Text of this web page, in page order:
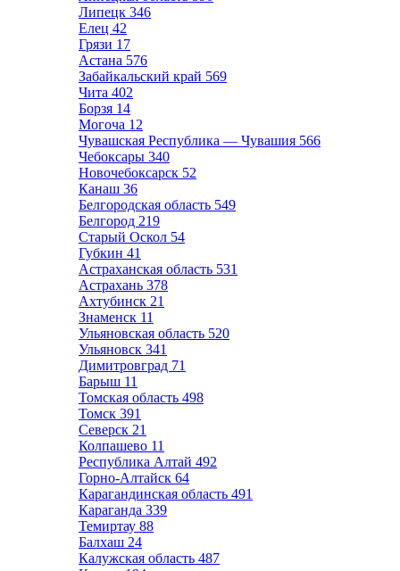
Липецк 346
Елец 42
Грязи 17
Астана 576
Забайкальский край 569
Чита 402
Борзя 14
Могоча 12
Чувашская Республика — Чувашия 566
Чебоксары 340
Новочебоксарск 52
Канаш 36
Белгородская область 549
Белгород 219
Старый Оскол 54
Губкин 41
Астраханская область 531
Астрахань 378
Ахтубинск 21
Знаменск 11
Ульяновская область 520
Ульяновск 341
Димитровград 71
Барыш 11
Томская область 498
Томск 391
Северск 21
Колпашево 11
Республика Алтай 492
Горно-Алтайск 64
Карагандинская область 491
Караганда 339
Темиртау 88
Балхаш 24
Калужская область 487